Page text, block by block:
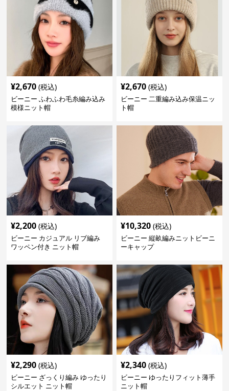
¥2,670 (税込)
ビーニー ふわふわ毛糸編み込み
模様ニット帽
¥2,670 (税込)
ビーニー 二重編み込み保温ニッ
ト帽
¥2,200 (税込)
ビーニー カジュアル リブ編み
ワッペン付き ニット帽
¥10,320 (税込)
ビーニー 縦畝編みニットビーニ
ーキャップ
¥2,290 (税込)
ビーニー ざっくり編み ゆったり
シルエット ニット帽
¥2,340 (税込)
ビーニー ゆったりフィット薄手
ニット帽